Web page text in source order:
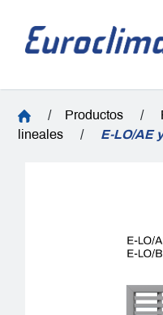
/ Productos /
lineales
/ E-LO/AE